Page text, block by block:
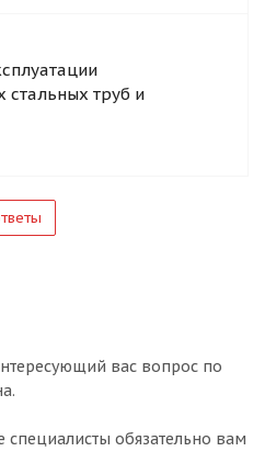
труб и
вас вопрос по
обязательно вам